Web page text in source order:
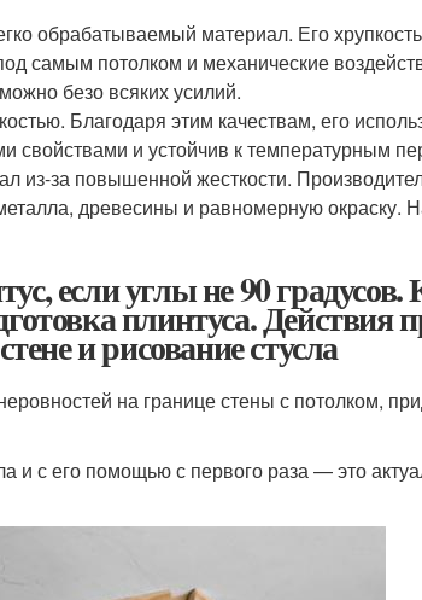
обрабатываемый материал. Его
самым потолком и механические
безо всяких усилий.
Благодаря этим качествам, его
свойствами и устойчив к температурным
из-за повышенной жесткости.
древесины и равномерную окраску.
если углы не 90
плинтуса. Действия
и рисование стусла
на границе стены с потолком,
и с его помощью с первого раза — это